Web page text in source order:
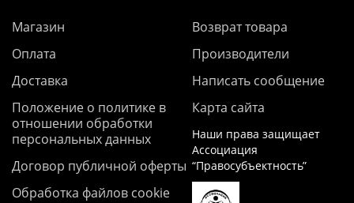
Магазин
Оплата
Доставка
Положение о политике в
отношении обработки
персональных данных
Договор публичной оферты
Обработка файлов cookie
Возврат товара
Производители
Написать сообщение
Карта сайта
Наши права защищает
Ассоциация
“Правосубъектность”